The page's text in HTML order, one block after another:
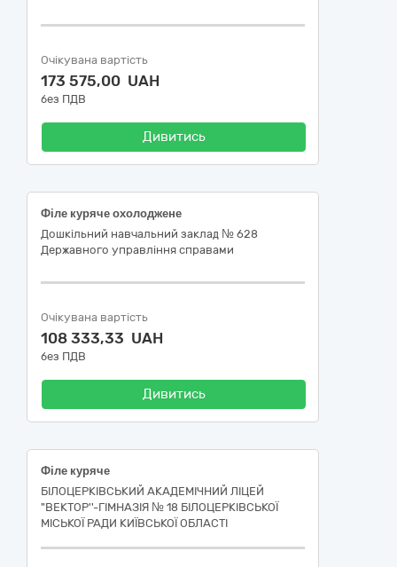
Очікувана вартість
173 575,00 UAH
без ПДВ
Дивитись
Філе куряче охолоджене
Дошкільний навчальний заклад № 628
Державного управління справами
Очікувана вартість
108 333,33 UAH
без ПДВ
Дивитись
Філе куряче
БІЛОЦЕРКІВСЬКИЙ АКАДЕМІЧНИЙ ЛІЦЕЙ
"BEKTOP''-ГІМНАЗІЯ № 18 БІЛОЦЕРКІВСЬКОЇ
МІСЬКОЇ РАДИ КИЇВСЬКОЇ ОБЛАСТІ